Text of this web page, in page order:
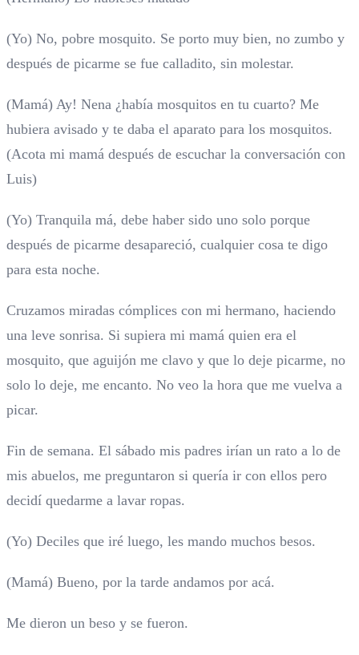
(Yo) No, pobre mosquito. Se porto muy bien, no zumbo y
después de picarme se fue calladito, sin molestar.
(Mamá) Ay! Nena ¿había mosquitos en tu cuarto? Me
hubiera avisado y te daba el aparato para los mosquitos.
(Acota mi mamá después de escuchar la conversación con
Luis)
(Yo) Tranquila má, debe haber sido uno solo porque
después de picarme desapareció, cualquier cosa te digo
para esta noche.
Cruzamos miradas cómplices con mi hermano, haciendo
una leve sonrisa. Si supiera mi mamá quien era el
mosquito, que aguijón me clavo y que lo deje picarme, no
solo lo deje, me encanto. No veo la hora que me vuelva a
picar.
Fin de semana. El sábado mis padres irían un rato a lo de
mis abuelos, me preguntaron si quería ir con ellos pero
decidí quedarme a lavar ropas.
(Yo) Deciles que iré luego, les mando muchos besos.
(Mamá) Bueno, por la tarde andamos por acá.
Me dieron un beso y se fueron.